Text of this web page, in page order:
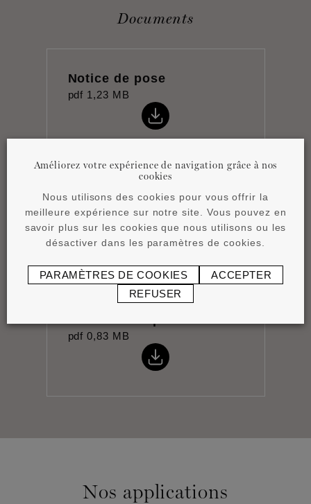
Documents
Notice de pose
pdf 1,23 MB
Product overview
pdf 4,15 MB
pdf 0,83 MB
Nos applications
Améliorez votre expérience de navigation grâce à nos
cookies
Nous utilisons des cookies pour vous offrir la
meilleure expérience sur notre site. Vous pouvez en
savoir plus sur les cookies que nous utilisons ou les
désactiver dans les paramètres de cookies.
PARAMÈTRES DE COOKIES
ACCEPTER
REFUSER